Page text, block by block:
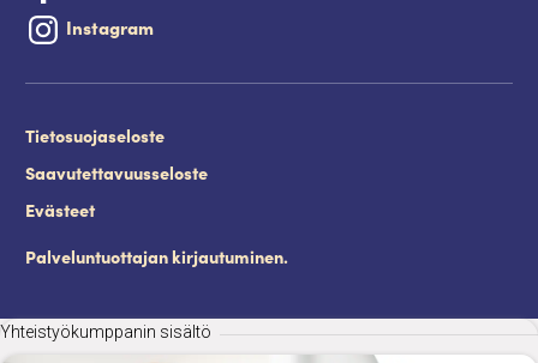
Instagram
Tietosuojaseloste
Saavutettavuusseloste
Evästeet
Palveluntuottajan kirjautuminen.
Yhteistyökumppanin sisältö